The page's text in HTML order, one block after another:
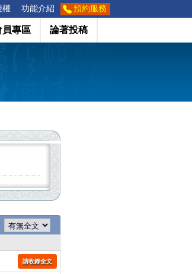
權 功能介紹 預約服務
員專區 論著投稿
請收錄全文